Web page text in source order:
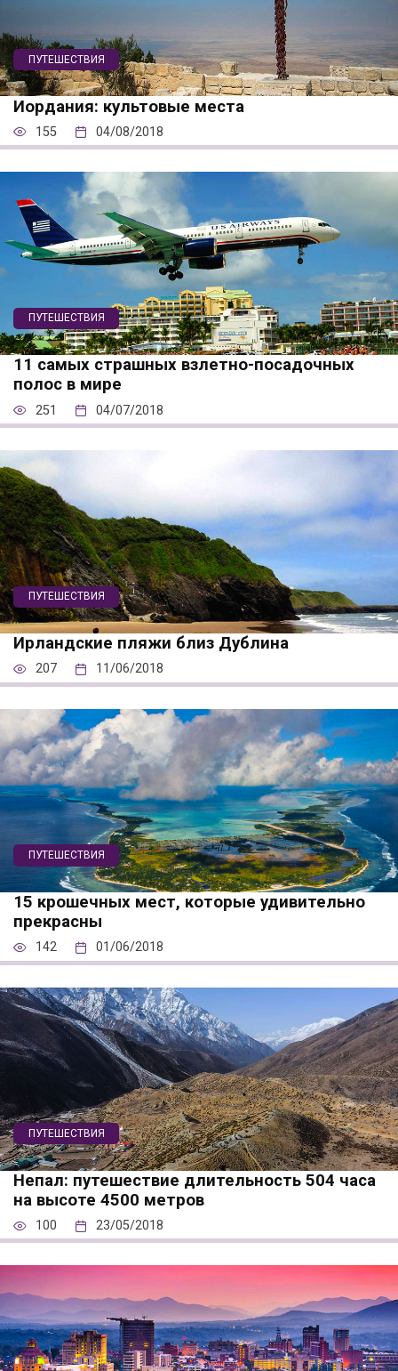
ПУТЕШЕСТВИЯ
Иордания: культовые места
155 04/08/2018
ПУТЕШЕСТВИЯ
11 самых страшных взлетно-посадочных
полос в мире
251 04/07/2018
ПУТЕШЕСТВИЯ
Ирландские пляжи близ Дублина
207 11/06/2018
ПУТЕШЕСТВИЯ
15 крошечных мест, которые удивительно
прекрасны
142 01/06/2018
ПУТЕШЕСТВИЯ
Непал: путешествие длительность 504 часа
на высоте 4500 метров
100 23/05/2018